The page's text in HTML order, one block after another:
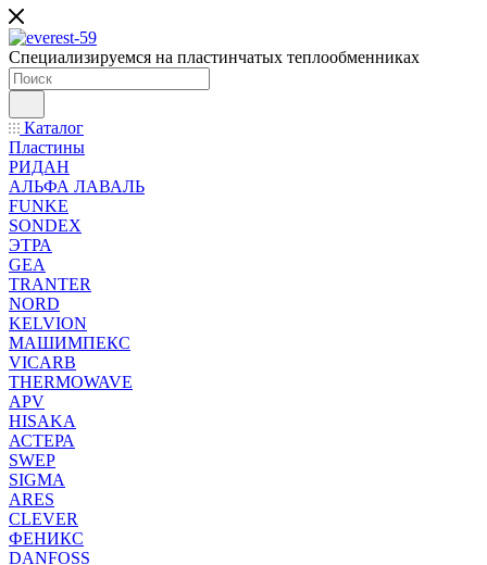
Специализируемся на пластинчатых теплообменниках
Каталог
Пластины
РИДАН
АЛЬФА ЛАВАЛЬ
FUNKE
SONDEX
ЭТРА
GEA
TRANTER
NORD
KELVION
МАШИМПЕКС
VICARB
THERMOWAVE
APV
HISAKA
АСТЕРА
SWEP
SIGMA
ARES
CLEVER
ФЕНИКС
DANFOSS